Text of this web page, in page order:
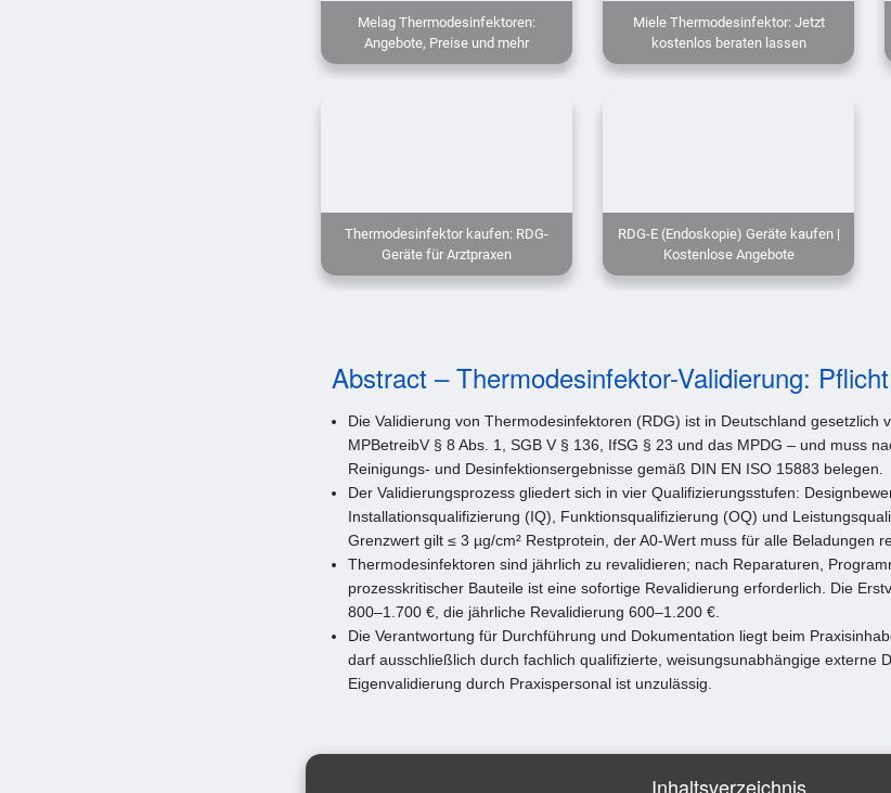
Melag Thermodesinfektoren:
Angebote, Preise und mehr
Miele Thermodesinfektor: Jetzt
kostenlos beraten lassen
Thermodesinfektor kaufen: RDG-
Geräte für Arztpraxen
RDG-E (Endoskopie) Geräte kaufen |
Kostenlose Angebote
Abstract – Thermodesinfektor-Validierung:
Die Validierung von Thermodesinfektoren (RDG) ist in Deutschland gesetzlich
MPBetreibV § 8 Abs. 1, SGB V § 136, IfSG § 23 und das MPDG – und muss
Reinigungs- und Desinfektionsergebnisse gemäß DIN EN ISO 15883 belegen.
Der Validierungsprozess gliedert sich in vier Qualifizierungsstufen:
Installationsqualifizierung (IQ), Funktionsqualifizierung (OQ) und
Grenzwert gilt ≤ 3 µg/cm² Restprotein, der A0-Wert muss für alle Beladungen
Thermodesinfektoren sind jährlich zu revalidieren; nach Reparaturen,
prozesskritischer Bauteile ist eine sofortige Revalidierung erforderlich. Die
800–1.700 €, die jährliche Revalidierung 600–1.200 €.
Die Verantwortung für Durchführung und Dokumentation liegt beim
darf ausschließlich durch fachlich qualifizierte, weisungsunabhängige externe
Eigenvalidierung durch Praxispersonal ist unzulässig.
Inhaltsverzeichnis